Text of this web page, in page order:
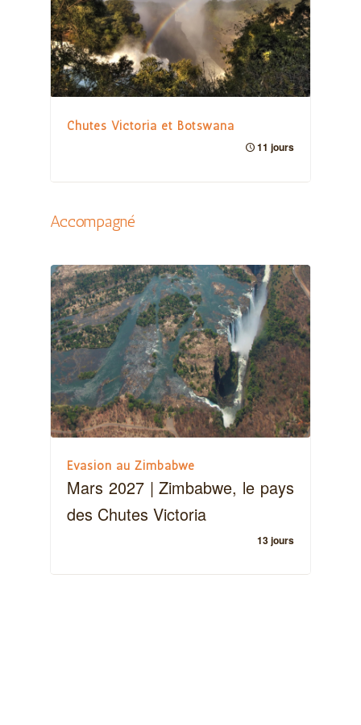
Chutes Victoria et Botswana
11 jours
Accompagné
Evasion au Zimbabwe
Mars 2027 | Zimbabwe, le pays
des Chutes Victoria
13 jours